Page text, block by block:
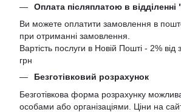
Оплата післяплатою в
Ви можете оплатити замовлення в
при отриманні замовлення.
Вартість послуги в Новій Пошті - 2%
грн
Безготівковий розрахунок
Безготівкова форма розрахунку
особами або організаціями. Ціни на